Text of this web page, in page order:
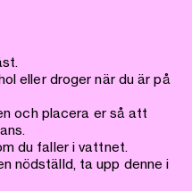
eller droger när du är på
och placera er så att
du faller i vattnet.
nödställd, ta upp denne i